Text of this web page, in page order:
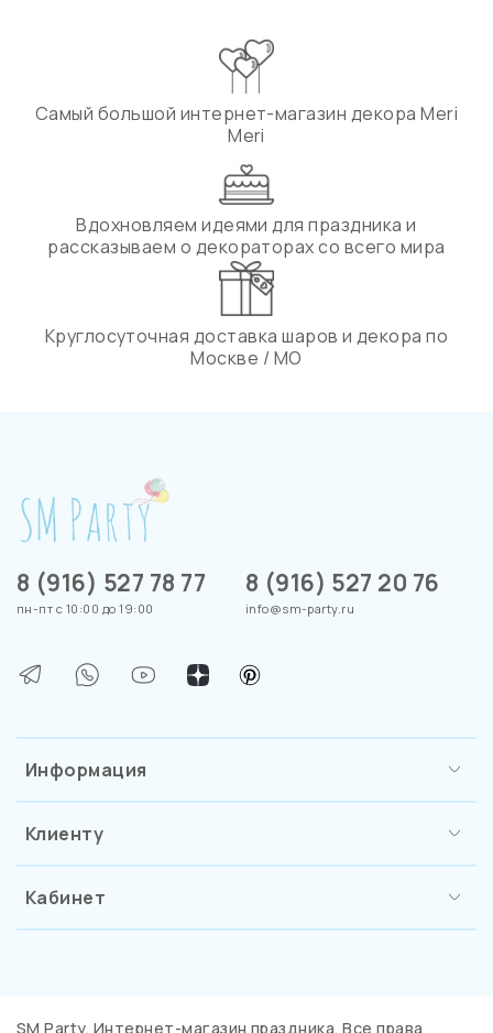
Самый большой интернет-магазин декора Meri
Meri
Вдохновляем идеями для праздника и
рассказываем о декораторах со всего мира
Круглосуточная доставка шаров и декора по
Москве / МО
Информация
Клиенту
Кабинет
8 (916) 527 78 77
пн-пт с 10:00 до 19:00
8 (916) 527 20 76
info@sm-party.ru
SM Party. Интернет-магазин праздника. Все права